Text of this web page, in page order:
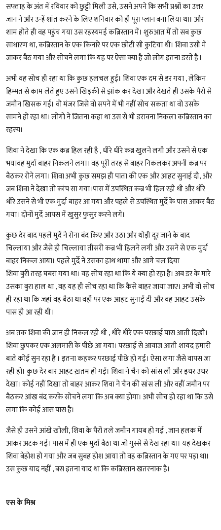
सफ्ताह के अंत में रविवार को छुट्टी मिली उसे, उसने अपने कि सभी प्रश्नों का उत्तर
जान ने और उन्हें शांत करने के लिए शनिवार को ही पूरा प्लान बना लिया था। और
शाम होते ही वह पहुंच गया उस रहस्यमई कब्रिस्तान में। शुरुआत में तो सब कुछ
साधारण था, कब्रिस्तान के एक किनारे पर एक छोटी सी कुटिया थी। शिवा उसी में
जाकर बैठ गया और सोचने लगा कि यह पर ऐसा क्या है जो लोग इतना डरते है l
अभी वह सोच ही रहा था कि कुछ हलचल हुई। शिवा एक दम से डर गया , लेकिन
हिम्मत से काम लेते हुए उसने खिड़की से झांक कर देखा और देखते ही उसके पैरो से
जमीन खिसक गई। वो मंजर जिसे वो सपने में भी नहीं सोच सकता था वो उसके
सामने हो रहा था। लोगो ने जितना कहा था उस से भी डरावना निकला कब्रिस्तान का
रहस्य।
शिवा ने देखा कि एक कब्र हिल रही है , धीरे धीरे कब्र खुलने लगी और उसने से एक
भयावह मुर्दा बाहर निकलने लगा। वह पूरी तरह से बाहर निकलकर अपनी कब्र पर
बैठकर रोने लगा। शिवा अभी कुछ समझ ही पाता की एक और आहट सुनाई दी, और
जब शिवा ने देखा तो कांप सा गया।पास में उपस्थित कब्र भी हिल रही थी और धीरे
धीरे उसने से भी एक मुर्दा बाहर आ गया और पहले से उपस्थित मुर्दे के पास आकर बैठ
गया। दोनों मुर्दे आपस में खुसुर फुसुर करने लगे।
कुछ देर बाद पहले मुर्दे ने रोना बंद किए और उठा और थोड़ी दूर जाने के बाद
चिल्लाया और जैसे ही चिल्लाया तीसरी कब्र भी हिलने लगी और उसने से एक मुर्दा
बाहर निकल आया। पहले मुर्दे ने उसका हाथ थामा और आगे चल दिया
शिवा बुरी तरह घबरा गया था। वह सोच रहा था कि ये क्या हो रहा है। अब डर के मारे
उसका बुरा हाल था , वह यह ही सोच रहा था कि कैसे बाहर जाया जाए। अभी वो सोच
ही रहा था कि जहां वह बैठा था वहीं पर एक आहट सुनाई दी और वह आहट उसके
पास ही आ रही थी।
अब तक शिवा की जान ही निकल रही थी , धीरे धीरे एक परछाई पास आती दिखी।
शिवा छुपकर एक अलमारी के पीछे आ गया। परछाई से आवाज आती शायद हमारी
बाते कोई सुन रहा है । इतना कहकर परछाई पीछे हो गई। ऐसा लगा जैसे वापस जा
रही हो। कुछ देर बार आहट ख़तम हो गई। शिवा ने चैन को सांस ली और इधर उधर
देखा। कोई नहीं दिखा तो बाहर आकर शिवा ने चैन की सांस ली और वहीं जमीन पर
बैठकर आंख बंद करके सोचने लगा कि अब क्या होगा। अभी सोच हो रहा था कि उसे
लगा कि कोई आस पास है।
जैसे ही उसने आंखे खोली, शिवा के पैरों तले जमीन गायब हो गई , जान हलक में
आकर अटक गई। पास में ही एक मुर्दा बैठा था जो गुस्से से देख रहा था। यह देखकर
शिवा बेहोश हो गया और जब सुबह होश आया तो वह कब्रिस्तान के गए पर पड़ा था।
उस कुछ याद नहीं , बस इतना याद था कि कब्रिस्तान खतरनाक है।
एस के मिश्र